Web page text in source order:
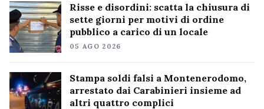
Risse e disordini: scatta la chiusura di
sette giorni per motivi di ordine
pubblico a carico di un locale
05 AGO 2026
Stampa soldi falsi a Montenerodomo,
arrestato dai Carabinieri insieme ad
altri quattro complici